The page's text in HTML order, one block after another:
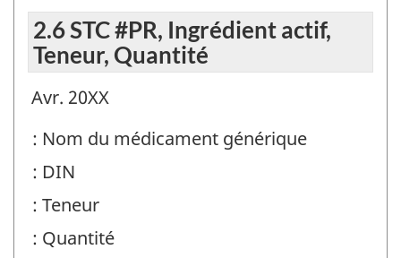
2.6 STC #PR, Ingrédient actif,
Teneur, Quantité
Avr. 20XX
: Nom du médicament générique
: DIN
: Teneur
: Quantité